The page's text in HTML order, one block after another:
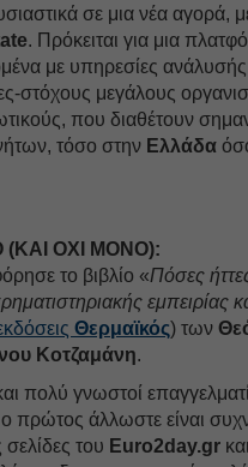
σε μια νέα αγορά,
. Πρόκειται για μια
με υπηρεσίες
στόχους μεγάλους
που διαθέτουν
τόσο στην Ελλάδα
(ΚΑΙ ΟΧΙ ΜΟΝΟ):
το βιβλίο «Πόσες
εμπειρίας
Θερμαϊκός) των
Κοτζαμάνη.
πολύ γνωστοί
πρώτος άλλωστε είναι
του Euro2day.gr